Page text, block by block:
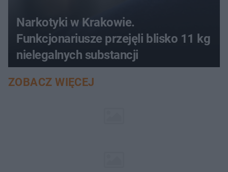
Narkotyki w Krakowie.
Funkcjonariusze przejęli blisko 11 kg
nielegalnych substancji
ZOBACZ WIĘCEJ